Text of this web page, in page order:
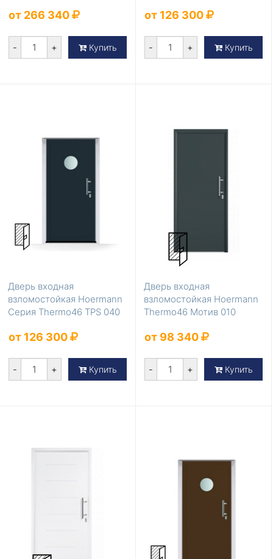
от 266 340
- + Купить
от 126 300
- + Купить
Дверь входная
взломостойкая Hoermann
Серия Thermo46 TPS 040
от 126 300
- + Купить
Дверь входная
взломостойкая Hoermann
Thermo46 Мотив 010
от 98 340
- + Купить